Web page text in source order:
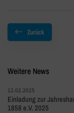
Zurück
Weitere News
12.02.2025
Einladung zur
1858 e.V. 2025